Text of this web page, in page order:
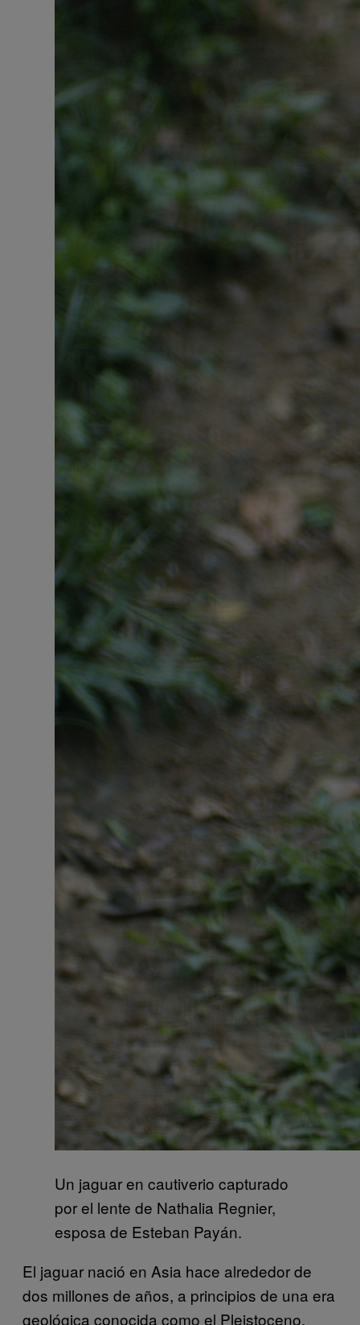
Un jaguar en cautiverio capturado
por el lente de Nathalia Regnier,
esposa de Esteban Payán.
El jaguar nació en Asia hace alrededor de
dos millones de años, a principios de una era
geológica conocida como el Pleistoceno.